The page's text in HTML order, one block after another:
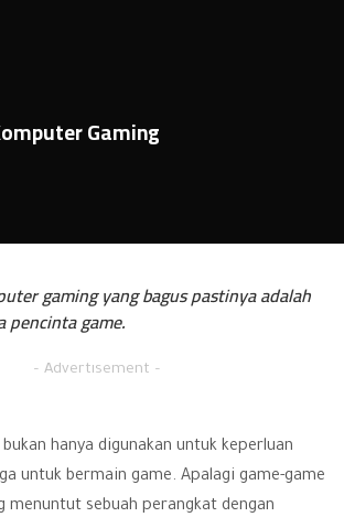
Gaming
gaming yang bagus pastinya adalah
pencinta game.
– Advertisement –
hanya digunakan untuk keperluan
untuk bermain game. Apalagi game-game
menuntut sebuah perangkat dengan